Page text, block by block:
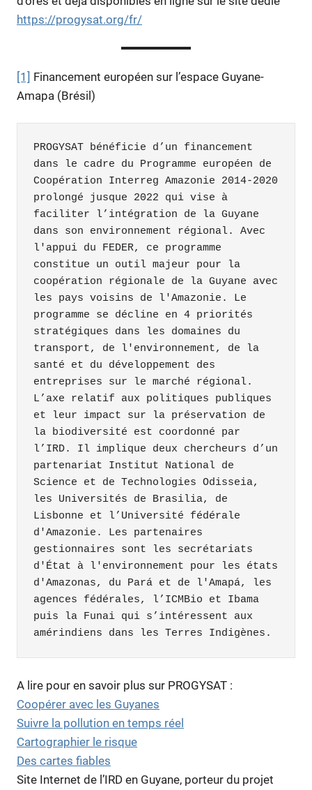
https://progysat.org/fr/
[1] Financement européen sur l’espace Guyane-
Amapa (Brésil)
PROGYSAT bénéficie d’un financement
dans le cadre du Programme européen de
Coopération Interreg Amazonie 2014-2020
prolongé jusque 2022 qui vise à
faciliter l’intégration de la Guyane
dans son environnement régional. Avec
l'appui du FEDER, ce programme
constitue un outil majeur pour la
coopération régionale de la Guyane avec
les pays voisins de l'Amazonie. Le
programme se décline en 4 priorités
stratégiques dans les domaines du
transport, de l'environnement, de la
santé et du développement des
entreprises sur le marché régional.
L’axe relatif aux politiques publiques
et leur impact sur la préservation de
la biodiversité est coordonné par
l’IRD. Il implique deux chercheurs d’un
partenariat Institut National de
Science et de Technologies Odisseia,
les Universités de Brasilia, de
Lisbonne et l’Université fédérale
d'Amazonie. Les partenaires
gestionnaires sont les secrétariats
d'État à l'environnement pour les états
d'Amazonas, du Pará et de l'Amapá, les
agences fédérales, l’ICMBio et Ibama
puis la Funai qui s’intéressent aux
amérindiens dans les Terres Indigènes.
A lire pour en savoir plus sur PROGYSAT :
Coopérer avec les Guyanes
Suivre la pollution en temps réel
Cartographier le risque
Des cartes fiables
Site Internet de l’IRD en Guyane, porteur du projet